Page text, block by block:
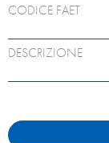
CODICE FAET
DESCRIZIONE